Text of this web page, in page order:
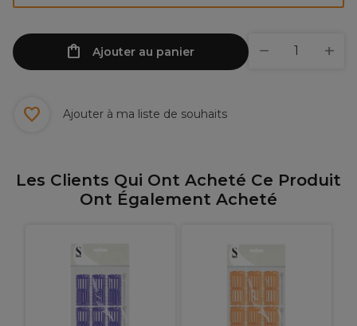
Ajouter au panier
Ajouter à ma liste de souhaits
Les Clients Qui Ont Acheté Ce Produit
Ont Également Acheté